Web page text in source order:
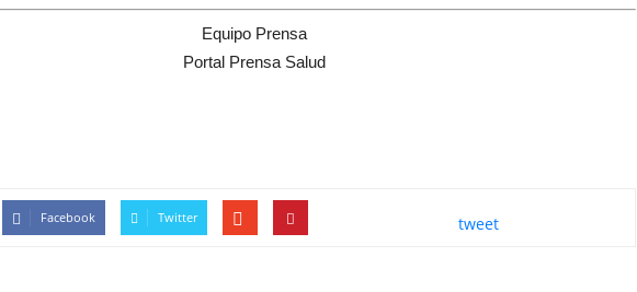
Equipo Prensa
Portal Prensa Salud
Facebook Twitter tweet